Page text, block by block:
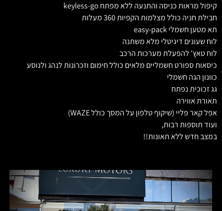
קיפול מראות כניסה והתנעה ללא מפתח keyless-go
חבילת חניה כולל מצלמות הקפיות 360 מעלות
תא מטען חשמלי easy-pack
לוח שעונים דיגיטלי מלא משתנה
לוח טאץ' להפעלת מערכות הרכב
כיסאות ספורט חשמליים מלאים כולל חימום וזכרונות לנהג ולנוסע
כוונון הגה חשמלי
גג זכוכית נפתח
תאורת אווירה
אפל קאר פליי (שיקוף טלפון על המסך כולל WAZE)
ועוד תוספות רבות,
במצב חדש ללא תאונות!!